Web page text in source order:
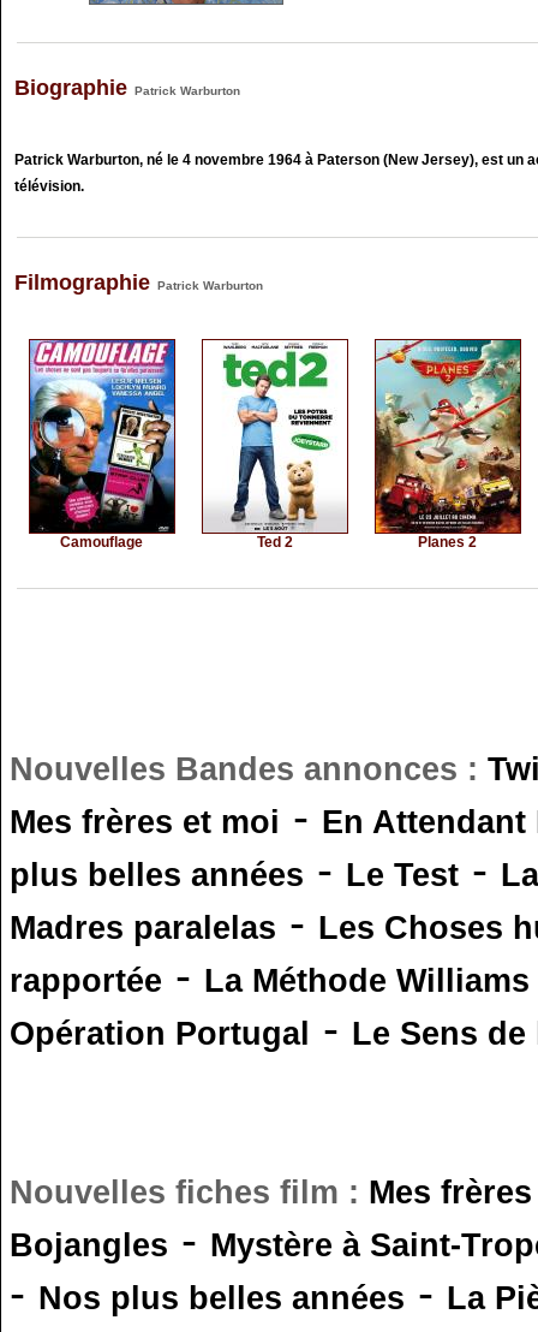
Biographie Patrick Warburton
Patrick Warburton, né le 4 novembre 1964 à Paterson (New Jersey), est un
télévision.
Filmographie Patrick Warburton
Camouflage Ted 2 Planes 2
Nouvelles Bandes annonces :
Mes frères et moi - En
plus belles années - Le Test -
Madres paralelas - Les Choses
rapportée - La Méthode Williams
Opération Portugal - Le Sens
Nouvelles fiches film : Mes
Bojangles - Mystère à Saint-
- Nos plus belles années - La